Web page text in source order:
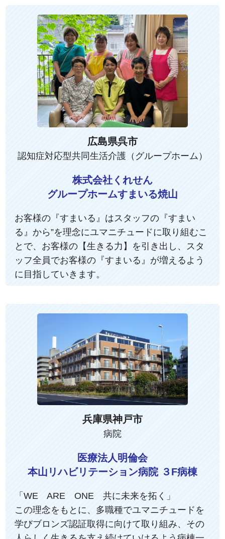
広島県呉市
認知症対応型共同生活介護（グループホーム）
株式会社くれせん
グループホームすまいる焼山
お客様の『すまいる』はスタッフの『すまい
る』から”を理念にユマニチュードに取り組むこ
とで、お客様の【生きる力】を引き出し、スタ
ッフ全員でお客様の『すまいる』が増えるよう
に目指していきます。
兵庫県神戸市
病院
医療法人明倫会
本山リハビリテーション病院 ３F病棟
「WE ARE ONE 共に未来を拓く」
この理念をもとに、多職種でユマニチュードを
学びブロンズ認証取得に向けて取り組み、その